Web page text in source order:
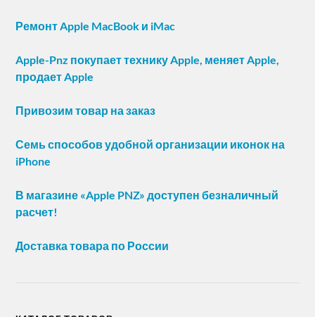
Ремонт Apple MacBook и iMac
Apple-Pnz покупает технику Apple, меняет Apple,
продает Apple
Привозим товар на заказ
Семь способов удобной организации иконок на
iPhone
В магазине «Apple PNZ» доступен безналичный
расчет!
Доставка товара по России